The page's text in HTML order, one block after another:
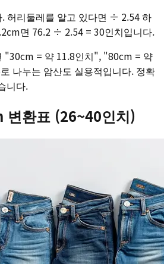
허리둘레를 알고 있다면 ÷ 2.54 하
면 76.2 ÷ 2.54 = 30인치입니다.
"30cm = 약 11.8인치", "80cm = 약
나누는 암산도 실용적입니다. 정확
니다.
변환표 (26~40인치)